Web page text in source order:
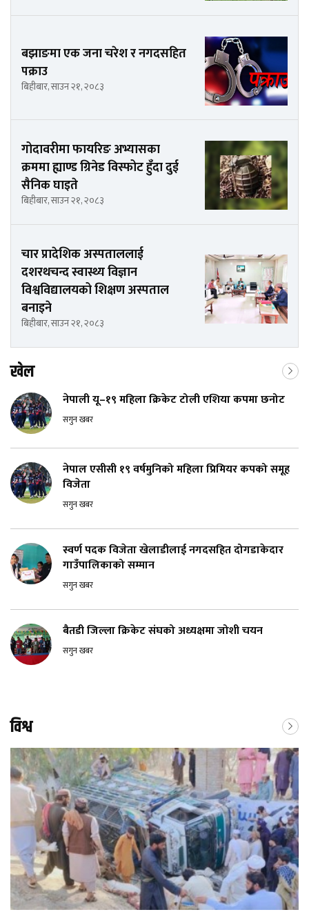
बझाङमा एक जना चरेश र नगदसहित
पक्राउ
बिहीबार, साउन २१, २०८३
गोदावरीमा फायरिङ अभ्यासका
क्रममा ह्याण्ड ग्रिनेड विस्फोट हुँदा दुई
सैनिक घाइते
बिहीबार, साउन २१, २०८३
चार प्रादेशिक अस्पताललाई
दशरथचन्द स्वास्थ्य विज्ञान
विश्वविद्यालयको शिक्षण अस्पताल
बनाइने
बिहीबार, साउन २१, २०८३
खेल
नेपाली यू–१९ महिला क्रिकेट टोली एशिया कपमा छनोट
सगुन खबर
नेपाल एसीसी १९ वर्षमुनिको महिला प्रिमियर कपको समूह
विजेता
सगुन खबर
स्वर्ण पदक विजेता खेलाडीलाई नगदसहित दोगडाकेदार
गाउँपालिकाको सम्मान
सगुन खबर
बैतडी जिल्ला क्रिकेट संघको अध्यक्षमा जोशी चयन
सगुन खबर
विश्व